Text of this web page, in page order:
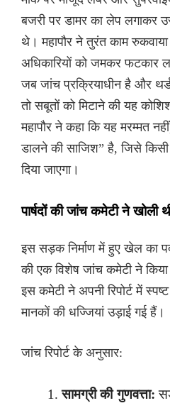
बजरी पर डामर का लेप लगाकर
थे। महापौर ने तुरंत काम
अधिकारियों को जमकर फटकार
जब जांच प्रक्रियाधीन है और थर्ड
तो सबूतों को मिटाने की यह
महापौर ने कहा कि यह मरम्मत
डालने की साजिश” है, जिसे
दिया जाएगा।
पार्षदों की जांच कमेटी ने खोली
इस सड़क निर्माण में हुए खेल का
की एक विशेष जांच कमेटी ने
इस कमेटी ने अपनी रिपोर्ट में
मानकों की धज्जियां उड़ाई गई हैं।
जांच रिपोर्ट के अनुसार:
सामग्री की गुणवत्ता: